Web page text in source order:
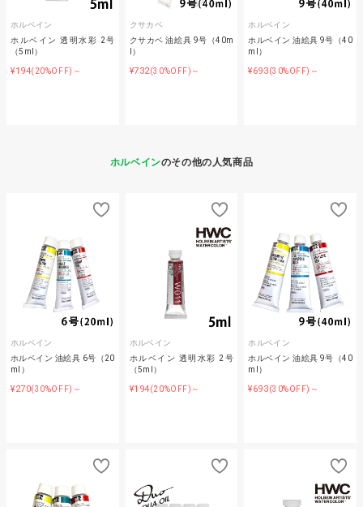
ホルベイン
ホルベイン 透明水彩 2号
（5ml）
¥194(20%OFF)～
クサカベ
クサカベ 油絵具 9号（40m
l）
¥732(30%OFF)～
ホルベイン
ホルベイン 油絵具 9号（40
ml）
¥693(30%OFF)～
ホルベインのその他の人気商品
ホルベイン
ホルベイン 油絵具 6号（20
ml）
¥270(30%OFF)～
ホルベイン
ホルベイン 透明水彩 2号
（5ml）
¥194(20%OFF)～
ホルベイン
ホルベイン 油絵具 9号（40
ml）
¥693(30%OFF)～